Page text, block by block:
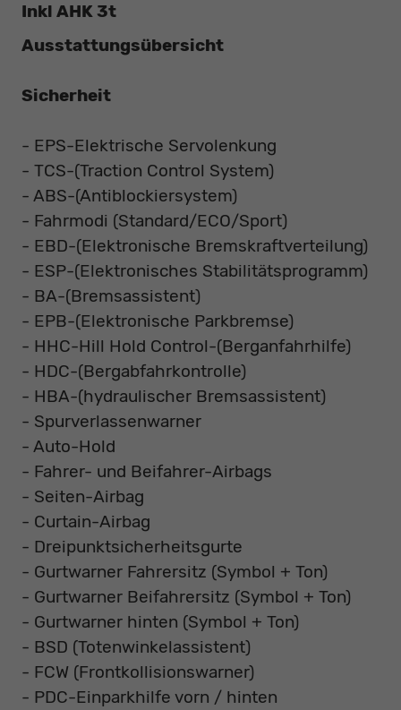
Inkl AHK 3t
Ausstattungsübersicht
Sicherheit
- EPS-Elektrische Servolenkung
- TCS-(Traction Control System)
- ABS-(Antiblockiersystem)
- Fahrmodi (Standard/ECO/Sport)
- EBD-(Elektronische Bremskraftverteilung)
- ESP-(Elektronisches Stabilitätsprogramm)
- BA-(Bremsassistent)
- EPB-(Elektronische Parkbremse)
- HHC-Hill Hold Control-(Berganfahrhilfe)
- HDC-(Bergabfahrkontrolle)
- HBA-(hydraulischer Bremsassistent)
- Spurverlassenwarner
- Auto-Hold
- Fahrer- und Beifahrer-Airbags
- Seiten-Airbag
- Curtain-Airbag
- Dreipunktsicherheitsgurte
- Gurtwarner Fahrersitz (Symbol + Ton)
- Gurtwarner Beifahrersitz (Symbol + Ton)
- Gurtwarner hinten (Symbol + Ton)
- BSD (Totenwinkelassistent)
- FCW (Frontkollisionswarner)
- PDC-Einparkhilfe vorn / hinten